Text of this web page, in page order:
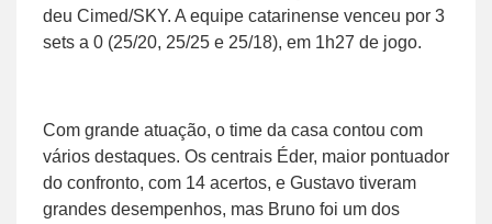
deu Cimed/SKY. A equipe catarinense venceu por 3
sets a 0 (25/20, 25/25 e 25/18), em 1h27 de jogo.
Com grande atuação, o time da casa contou com
vários destaques. Os centrais Éder, maior pontuador
do confronto, com 14 acertos, e Gustavo tiveram
grandes desempenhos, mas Bruno foi um dos